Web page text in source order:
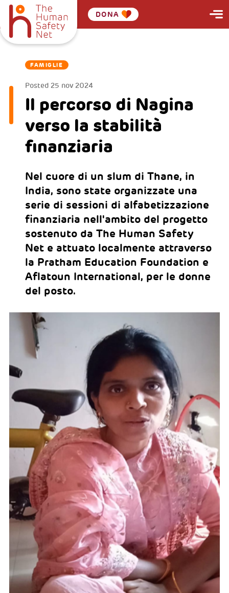
DONA
FAMIGLIE
Posted 25 nov 2024
Il percorso di Nagina
verso la stabilità
finanziaria
Nel cuore di un slum di Thane, in
India, sono state organizzate una
serie di sessioni di alfabetizzazione
finanziaria nell'ambito del progetto
sostenuto da The Human Safety
Net e attuato localmente attraverso
la Pratham Education Foundation e
Aflatoun International, per le donne
del posto.